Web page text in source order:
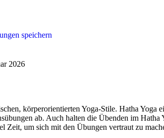
speichern
2026
körperorientierten Yoga-Stile. Hatha
ab. Auch halten die Übenden im
Zeit, um sich mit den Übungen vertraut zu